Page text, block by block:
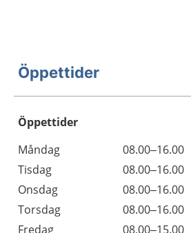
Öppettider
Öppettider
Dag
Öppettider
Kommentarer
Måndag
08.00–16.00
Tisdag
08.00–16.00
Onsdag
08.00–16.00
Torsdag
08.00–16.00
Fredag
08.00–15.00